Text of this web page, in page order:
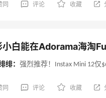
同 评论 收藏
小白能在Adorama海淘
绯： 强烈推荐！Instax Mini 12仅
同 评论 收藏